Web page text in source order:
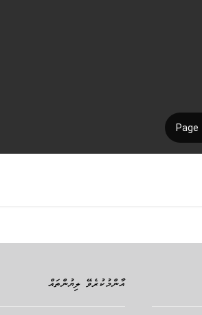
އާންމުކުރެވޭ ލިޔުންތައް